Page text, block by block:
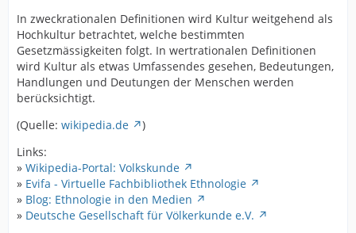
In zweckrationalen Definitionen wird Kultur weitgehend als
Hochkultur betrachtet, welche bestimmten
Gesetzmässigkeiten folgt. In wertrationalen Definitionen
wird Kultur als etwas Umfassendes gesehen, Bedeutungen,
Handlungen und Deutungen der Menschen werden
berücksichtigt.
(Quelle: wikipedia.de
)
Links:
» Wikipedia-Portal: Volkskunde
» Evifa - Virtuelle Fachbibliothek Ethnologie
» Blog: Ethnologie in den Medien
» Deutsche Gesellschaft für Völkerkunde e.V.